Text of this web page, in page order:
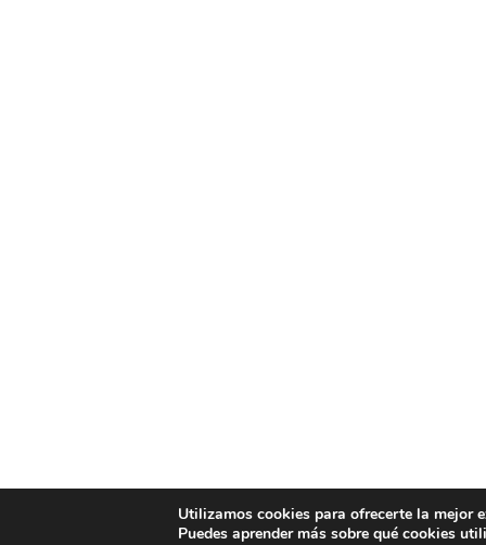
Utilizamos cookies para ofrecerte la mejor
Puedes aprender más sobre qué cookies